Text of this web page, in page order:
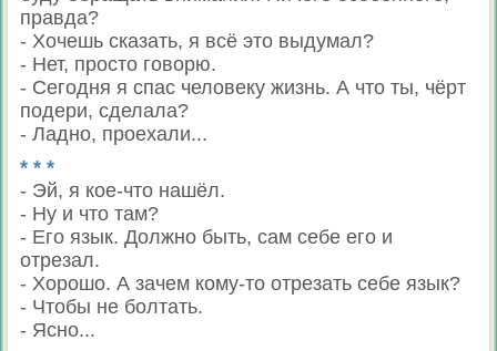
правда?
- Хочешь сказать, я всё это выдумал?
- Нет, просто говорю.
- Сегодня я спас человеку жизнь. А что ты, чёрт
подери, сделала?
- Ладно, проехали...
* * *
- Эй, я кое-что нашёл.
- Ну и что там?
- Его язык. Должно быть, сам себе его и
отрезал.
- Хорошо. А зачем кому-то отрезать себе язык?
- Чтобы не болтать.
- Ясно...